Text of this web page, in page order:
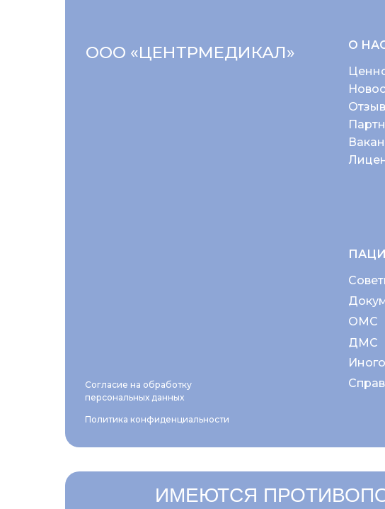
О
Политика конфиденциальности
Согласие на обработку
персональных данных
ОМС
ДМС
ООО «ЦЕНТРМЕДИКАЛ»
ИМЕЮТСЯ